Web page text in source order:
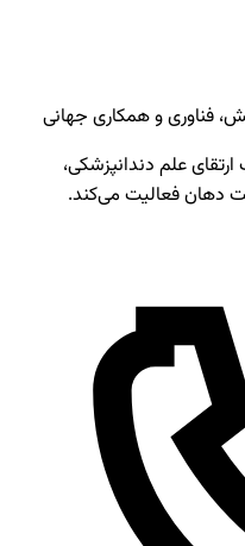
فناوری و همکاری جهانی
علم دندانپزشکی،
دهان فعالیت می‌کند.